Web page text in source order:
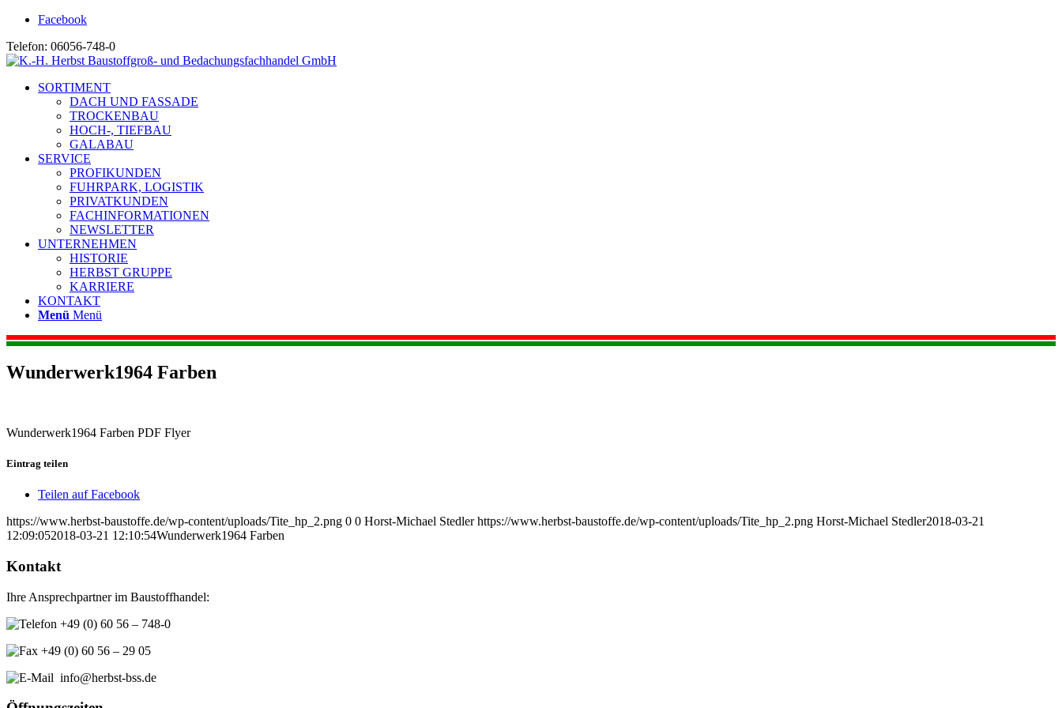
Facebook
Telefon: 06056-748-0
SORTIMENT
DACH UND FASSADE
TROCKENBAU
HOCH-, TIEFBAU
GALABAU
SERVICE
PROFIKUNDEN
FUHRPARK, LOGISTIK
PRIVATKUNDEN
FACHINFORMATIONEN
NEWSLETTER
UNTERNEHMEN
HISTORIE
HERBST GRUPPE
KARRIERE
KONTAKT
Menü Menü
Wunderwerk1964 Farben
Wunderwerk1964 Farben PDF Flyer
Eintrag teilen
Teilen auf Facebook
https://www.herbst-baustoffe.de/wp-content/uploads/Tite_hp_2.png 0 0 Horst-Michael Stedler https://www.herbst-baustoffe.de/wp-content/uploads/Tite_hp_2.png Horst-Michael Stedler2018-03-21
12:09:052018-03-21 12:10:54Wunderwerk1964 Farben
Kontakt
Ihre Ansprechpartner im Baustoffhandel:
+49 (0) 60 56 – 748-0
+49 (0) 60 56 – 29 05
info@herbst-bss.de